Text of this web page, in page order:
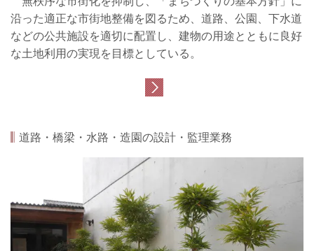
沿った適正な市街地整備を図るため、道路、公園、下水道
などの公共施設を適切に配置し、建物の用途とともに良好
な土地利用の実現を目標としている。
道路・橋梁・水路・造園の設計・監理業務